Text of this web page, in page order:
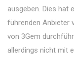
ausgeben. Dies hat
führenden Anbieter
von 3Gem
allerdings nicht mit